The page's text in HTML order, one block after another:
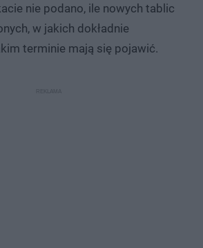
nie podano, ile nowych tablic
w jakich dokładnie
terminie mają się pojawić.